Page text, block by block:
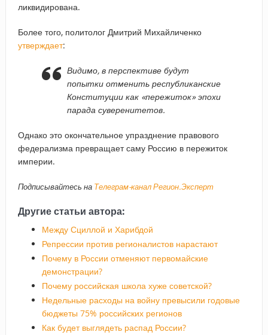
ликвидирована.
Более того, политолог Дмитрий Михайличенко
утверждает:
Видимо, в перспективе будут
попытки отменить республиканские
Конституции как «пережиток» эпохи
парада суверенитетов.
Однако это окончательное упразднение правового
федерализма превращает саму Россию в пережиток
империи.
Подписывайтесь на Телеграм-канал Регион.Эксперт
Другие статьи автора:
Между Сциллой и Харибдой
Репрессии против регионалистов нарастают
Почему в России отменяют первомайские
демонстрации?
Почему российская школа хуже советской?
Недельные расходы на войну превысили годовые
бюджеты 75% российских регионов
Как будет выглядеть распад России?